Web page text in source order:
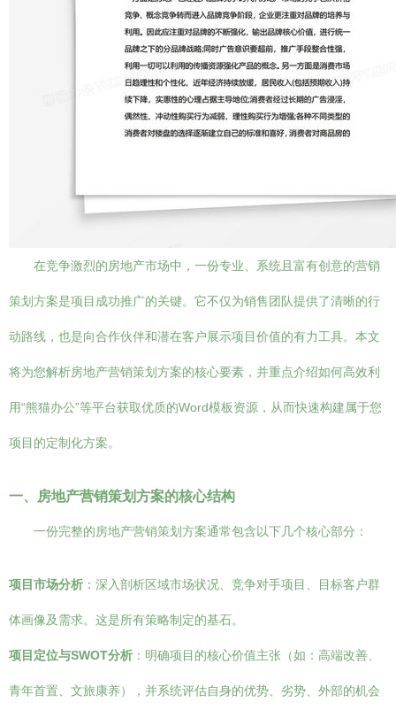
在竞争激烈的房地产市场中，一份专业、系统且富有创意的营销
策划方案是项目成功推广的关键。它不仅为销售团队提供了清晰的行
动路线，也是向合作伙伴和潜在客户展示项目价值的有力工具。本文
将为您解析房地产营销策划方案的核心要素，并重点介绍如何高效利
用“熊猫办公”等平台获取优质的Word模板资源，从而快速构建属于您
项目的定制化方案。
一、房地产营销策划方案的核心结构
一份完整的房地产营销策划方案通常包含以下几个核心部分：
项目市场分析 ：深入剖析区域市场状况、竞争对手项目、目标客户群
体画像及需求。这是所有策略制定的基石。
项目定位与SWOT分析 ：明确项目的核心价值主张（如：高端改善、
青年首置、文旅康养），并系统评估自身的优势、劣势、外部的机会